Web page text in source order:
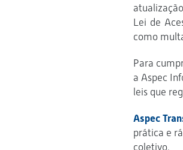
Lei de
como
Para
a Aspec
leis que
Aspec
prática e
coletivo.